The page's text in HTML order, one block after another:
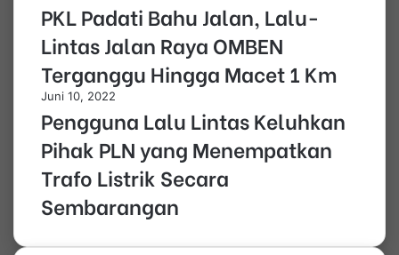
PKL Padati Bahu Jalan, Lalu-
Lintas Jalan Raya OMBEN
Terganggu Hingga Macet 1 Km
Juni 10, 2022
Pengguna Lalu Lintas Keluhkan
Pihak PLN yang Menempatkan
Trafo Listrik Secara
Sembarangan